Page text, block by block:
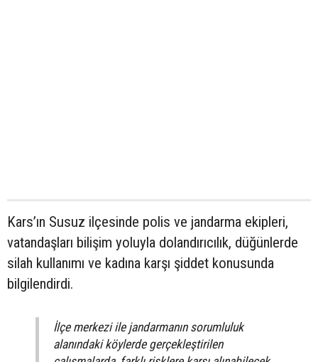
Kars’ın Susuz ilçesinde polis ve jandarma ekipleri,
vatandaşları bilişim yoluyla dolandırıcılık, düğünlerde
silah kullanımı ve kadına karşı şiddet konusunda
bilgilendirdi.
İlçe merkezi ile jandarmanın sorumluluk
alanındaki köylerde gerçekleştirilen